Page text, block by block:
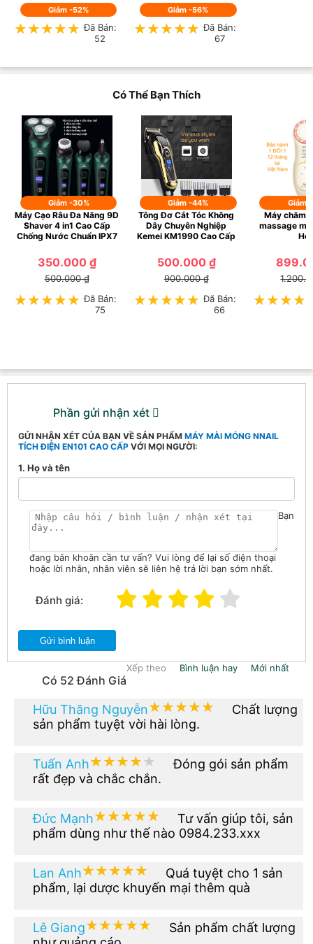
Giảm -52%
1.670.000 ₫
★★★★★
★★★★★ Đã Bán:
52
Giảm -56%
450.000 ₫
★★★★★
★★★★★ Đã Bán:
67
Có Thể Bạn Thích
Giảm -30%
Máy Cạo Râu Đa Năng 9D
Shaver 4 in1 Cao Cấp
Chống Nước Chuẩn IPX7
350.000 ₫
500.000 ₫
★★★★★
★★★★★ Đã Bán:
75
Giảm -44%
Tông Đơ Cắt Tóc Không
Dây Chuyên Nghiệp
Kemei KM1990 Cao Cấp
500.000 ₫
900.000 ₫
★★★★★
★★★★★ Đã Bán:
66
Giảm
Máy chăm
massage
Hot
Phần gửi nhận xét
GỬI NHẬN XÉT CỦA BẠN VỀ SẢN PHẨM MÁY MÀI MÓNG NNAIL
TÍCH ĐIỆN EN101 CAO CẤP VỚI MỌI NGƯỜI:
1. Họ và tên
Bạn
đang băn khoăn cần tư vấn? Vui lòng để lại số điện thoại
hoặc lời nhắn, nhân viên sẽ liên hệ trả lời bạn sớm nhất.
Đánh giá:
Gửi bình luận
Có 52 Đánh Giá
Xếp theo Bình luận hay Mới nhất
Hữu Thăng Nguyễn★★★★★
★★★★★
Chất lượng
sản phẩm tuyệt vời hài lòng.
Tuấn Anh★★★★★
★★★★★
Đóng gói sản phẩm
rất đẹp và chắc chắn.
Đức Mạnh★★★★★
★★★★★
Tư vấn giúp tôi, sản
phẩm dùng như thế nào 0984.233.xxx
Lan Anh★★★★★
★★★★★
Quá tuyệt cho 1 sản
phẩm, lại dược khuyến mại thêm quà
Lê Giang★★★★★
★★★★★
Sản phẩm chất lượng